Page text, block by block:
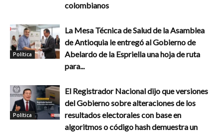
colombianos
Política
La Mesa Técnica de Salud de la Asamblea
de Antioquia le entregó al Gobierno de
Abelardo de la Espriella una hoja de ruta
para...
Política
El Registrador Nacional dijo que versiones
del Gobierno sobre alteraciones de los
resultados electorales con base en
algoritmos o código hash demuestra un